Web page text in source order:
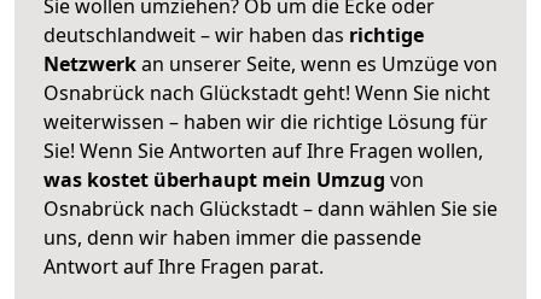
Sie wollen umziehen? Ob um die Ecke oder
deutschlandweit – wir haben das richtige
Netzwerkan unserer Seite, wenn es Umzüge von
Osnabrück nach Glückstadt geht! Wenn Sie nicht
weiterwissen – haben wir die richtige Lösung für
Sie! Wenn Sie Antworten auf Ihre Fragen wollen,
was kostet überhaupt mein Umzug von
Osnabrück nach Glückstadt – dann wählen Sie sie
uns, denn wir haben immer die passende
Antwort auf Ihre Fragen parat.